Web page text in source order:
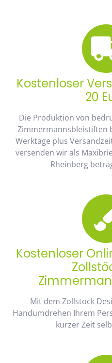
Kostenloser
20
Die Produktion von
Zimmermannsbleistiften
Werktage plus
versenden wir als
Rheinberg
Kostenloser
Mit dem Zollstock
Handumdrehen Ihrem
kurzer Zeit